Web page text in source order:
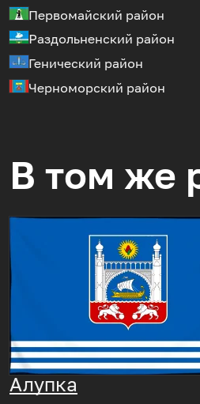
Первомайский район
Раздольненский район
Генический район
Черноморский район
В том же
Алупка